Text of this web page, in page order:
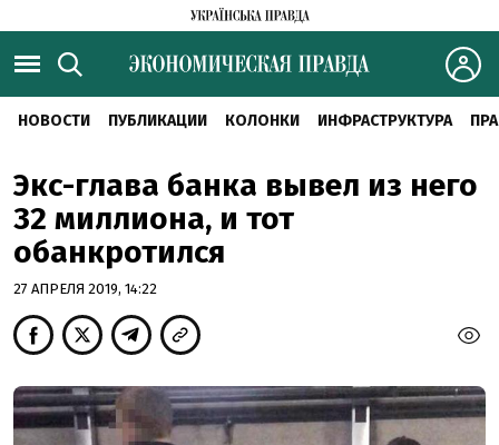
НОВОСТИ ПУБЛИКАЦИИ КОЛОНКИ ИНФРАСТРУКТУРА
Экс-глава банка вывел из него
32 миллиона, и тот
обанкротился
27 АПРЕЛЯ 2019, 14:22